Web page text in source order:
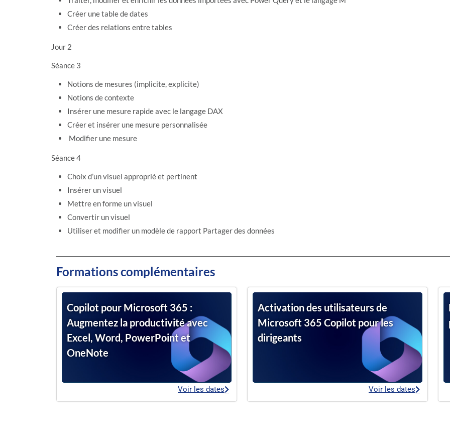
Créer une table de dates
Créer des relations entre tables
Jour 2
Séance 3
Notions de mesures (implicite, explicite)
Notions de contexte
Insérer une mesure rapide avec le langage DAX
Créer et insérer une mesure personnalisée
Modifier une mesure
Séance 4
Choix d’un visuel approprié et pertinent
Insérer un visuel
Mettre en forme un visuel
Convertir un visuel
Utiliser et modifier un modèle de rapport Partager des données
Formations complémentaires
Copilot pour Microsoft 365 :
Augmentez la productivité avec
Excel, Word, PowerPoint et
OneNote
Voir les dates
Activation des utilisateurs de
Microsoft 365 Copilot pour les
dirigeants
Voir les dates